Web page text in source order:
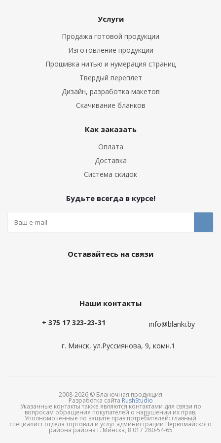
Услуги
Продажа готовой продукции
Изготовление продукции
Прошивка нитью и нумерация страниц
Твердый переплет
Дизайн, разработка макетов
Скачивание бланков
Как заказать
Оплата
Доставка
Система скидок
Будьте всегда в курсе!
Оставайтесь на связи
Наши контакты
+ 375 17 323-23-31 info@blanki.by
г. Минск, ул.Руссиянова, 9, комн.1
2008-2026 © Бланочная продукция
Разработка сайта RushStudio
Указанные контакты также являются контактами для связи по
вопросам обращения покупателей о нарушении их прав.
Уполномоченные по защите прав потребителей: главный
специалист отдела торговли и услуг администрации Первомайского
района района г. Минска, 8 017 280-54-65